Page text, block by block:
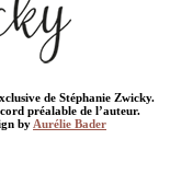
de Stéphanie Zwicky.
préalable de l’auteur.
by Aurélie Bader